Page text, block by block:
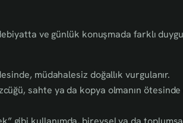
ve günlük konuşmada farklı
müdahalesiz doğallık vurgulanır.
sahte ya da kopya olmanın